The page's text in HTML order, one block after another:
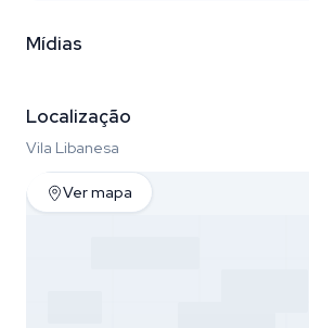
Mídias
Localização
Vila Libanesa
Ver mapa